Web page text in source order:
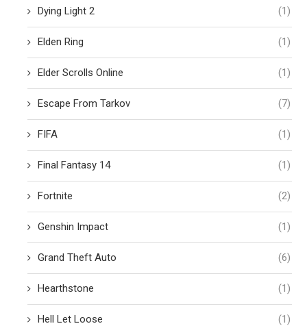
Dying Light 2 (1)
Elden Ring (1)
Elder Scrolls Online (1)
Escape From Tarkov (7)
FIFA (1)
Final Fantasy 14 (1)
Fortnite (2)
Genshin Impact (1)
Grand Theft Auto (6)
Hearthstone (1)
Hell Let Loose (1)